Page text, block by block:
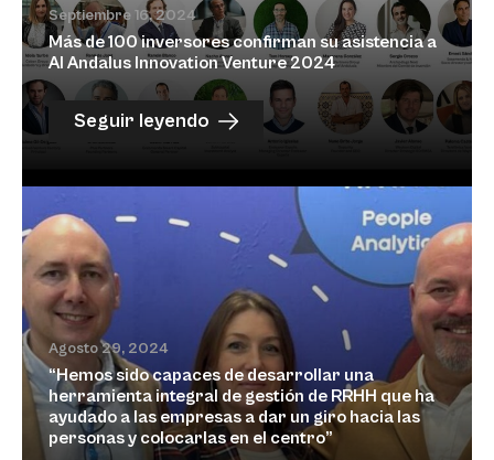
Septiembre 16, 2024
Más de 100 inversores confirman su asistencia a
Al Andalus Innovation Venture 2024
Seguir leyendo
Agosto 29, 2024
“Hemos sido capaces de desarrollar una
herramienta integral de gestión de RRHH que ha
ayudado a las empresas a dar un giro hacia las
personas y colocarlas en el centro”